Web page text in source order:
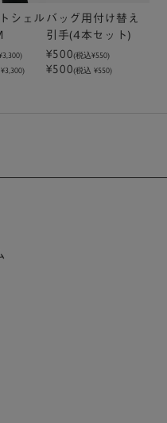
シェル
)
バッグ用付け替え
引手(4本セット)
¥500(税込¥550)
¥500(税込 ¥550)